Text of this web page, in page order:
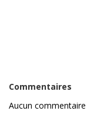
Commentaires
Aucun commentaire